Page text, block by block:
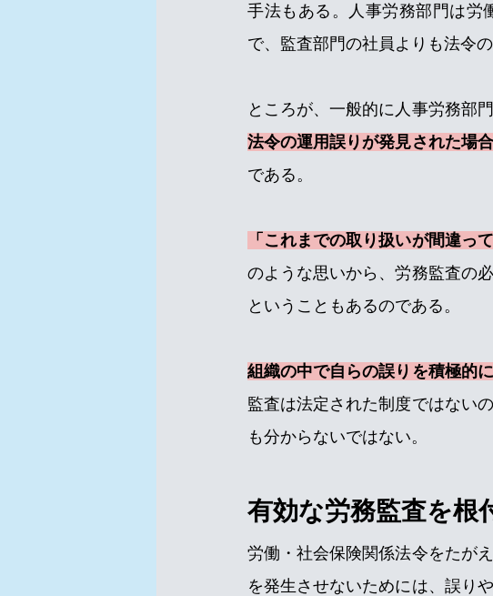
手法もある。人事労務部門は労
で、監査部門の社員よりも法令
ところが、一般的に人事労務部
法令の運用誤りが発見された場
である。
「これまでの取り扱いが間違っ
のような思いから、労務監査の
ということもあるのである。
組織の中で自らの誤りを積極的
監査は法定された制度ではない
も分からないではない。
有効な労務監査を根
労働・社会保険関係法令をたが
を発生させないためには、誤り